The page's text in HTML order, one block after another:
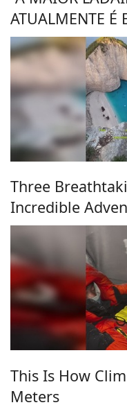
ATUALMENTE É
Three
Incredible
This Is How
Meters